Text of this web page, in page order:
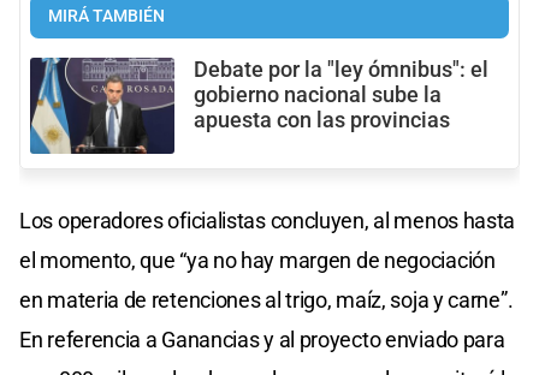
MIRÁ TAMBIÉN
Debate por la "ley ómnibus": el
gobierno nacional sube la
apuesta con las provincias
Los operadores oficialistas concluyen, al menos hasta
el momento, que “ya no hay margen de negociación
en materia de retenciones al trigo, maíz, soja y carne”.
En referencia a Ganancias y al proyecto enviado para